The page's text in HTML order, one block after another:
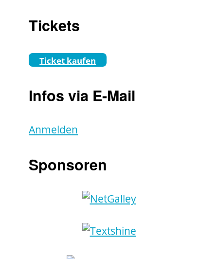
Tickets
Ticket kaufen
Infos via E-Mail
Anmelden
Sponsoren